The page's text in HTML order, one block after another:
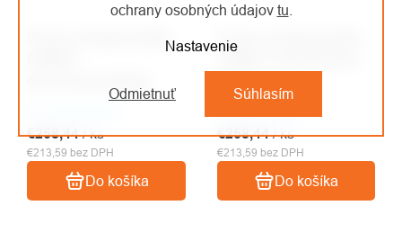
ochrany osobných údajov tu
Nastavenie
Odmietnuť Súhlasím
Protos Integral prilba
€213,59 bez DPH
€258,44/ ks
Do košíka
Protos Integral prilba
€213,59 bez DPH
€258,44/ ks
Do košíka